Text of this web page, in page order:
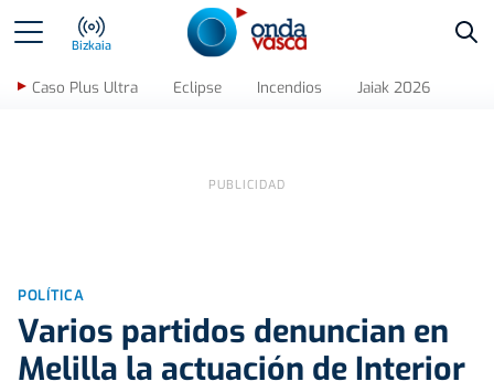
Bizkaia
Caso Plus Ultra Eclipse Incendios Jaiak 2026
POLÍTICA
Varios partidos denuncian en
Melilla la actuación de Interior